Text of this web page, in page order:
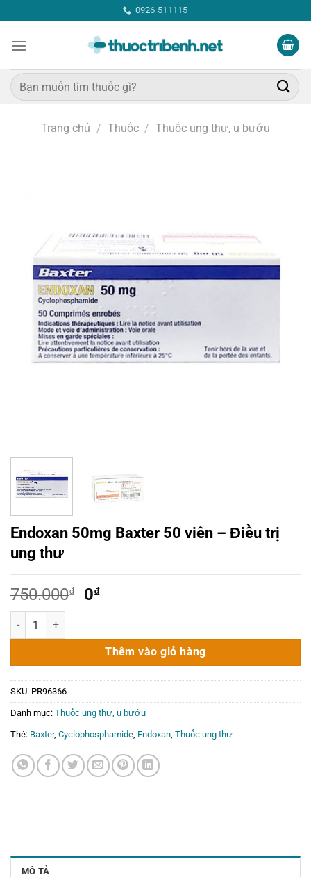
qua
nội
0926 511115
Tìm
kiếm:
Trang chủ / Thuốc / Thuốc ung thư, u bướu
Endoxan 50mg Baxter 50 viên – Điều trị
ung thư
750.000₫
Giá
750.000₫.
0₫Giá
là:
0₫.
Endoxan 50mg Baxter 50 viên - Điều trị ung thư số lượng
Thêm vào giỏ hàng
SKU: PR96366
Danh mục: Thuốc ung thư, u bướu
Thẻ: Baxter, Cyclophosphamide Endoxan Thuốc ung thư
MÔ TẢ